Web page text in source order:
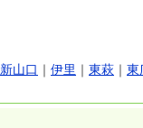
新山口 ｜ 伊里 ｜ 東萩 ｜ 東